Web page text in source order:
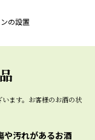
の設置
ます。 お客様のお酒の状
や汚れがあるお酒